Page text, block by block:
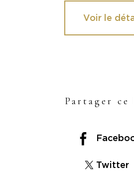
Voir le
Partager ce
Twitter